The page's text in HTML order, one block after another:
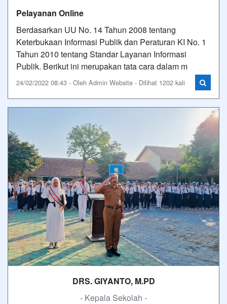
Pelayanan Online
Berdasarkan UU No. 14 Tahun 2008 tentang
Keterbukaan Informasi Publik dan Peraturan KI No. 1
Tahun 2010 tentang Standar Layanan Informasi
Publik. Berikut ini merupakan tata cara dalam m
24/02/2022 08:43 - Oleh Admin Website - Dilihat 1202 kali
DRS. GIYANTO, M.PD
- Kepala Sekolah -